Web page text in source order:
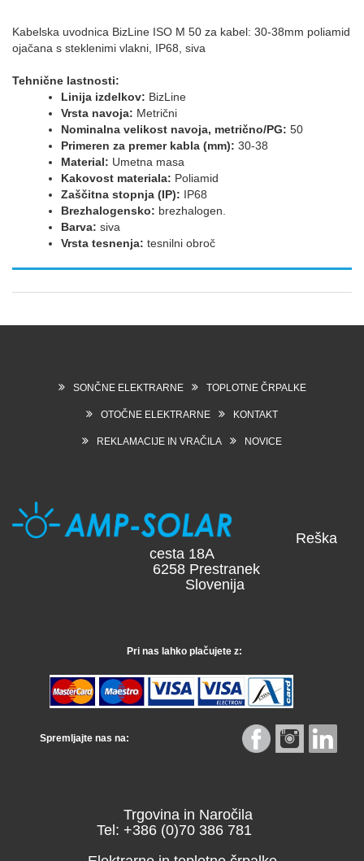
Kabelska uvodnica BizLine ISO M 50 za kabel: 30-38mm poliamid
ojačana s steklenimi vlakni, IP68, siva
Tehnične lastnosti:
Linija izdelkov: BizLine
Vrsta navoja: Metrični
Nominalna velikost navoja, metrično/PG: 50
Primeren za premer kabla (mm): 30-38
Material: Umetna masa
Kakovost materiala: Poliamid
Zaščitna stopnja (IP): IP68
Brezhalogensko: brezhalogen.
Barva: siva
Vrsta tesnenja: tesnilni obroč
SONČNE ELEKTRARNE TOPLOTNE ČRPALKE
OTOČNE ELEKTRARNE KONTAKT
REKLAMACIJE IN VRAČILA NOVICE
Reška
cesta 18A
6258 Prestranek
Slovenija
Pri nas lahko plačujete z:
Spremljajte nas na:
Trgovina in Naročila
Tel: +386 (0)70 386 781